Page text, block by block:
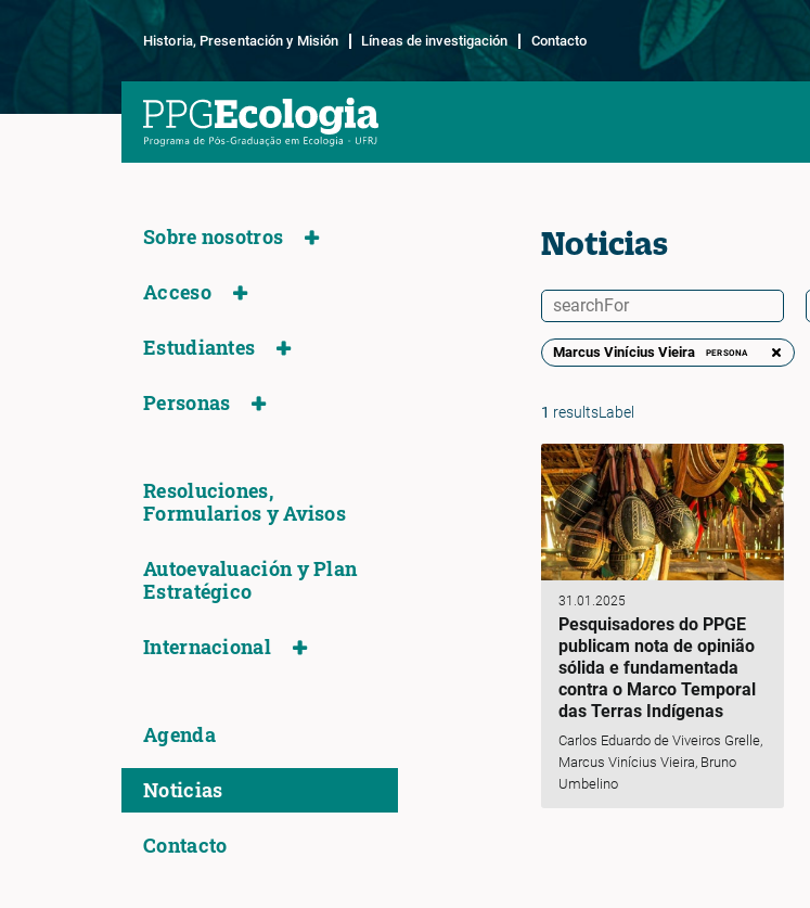
Historia, Presentación y Misión Líneas de investigación Contacto
Sobre nosotros
Acceso
Estudiantes
Personas
Resoluciones,
Formularios y Avisos
Autoevaluación y Plan
Estratégico
Internacional
Agenda
Noticias
Contacto
Noticias
Marcus Vinícius Vieira PERSONA
1 resultsLabel
31.01.2025
Pesquisadores do PPGE
publicam nota de opinião
sólida e fundamentada
contra o Marco Temporal
das Terras Indígenas
Carlos Eduardo de Viveiros Grelle,
Marcus Vinícius Vieira, Bruno
Umbelino